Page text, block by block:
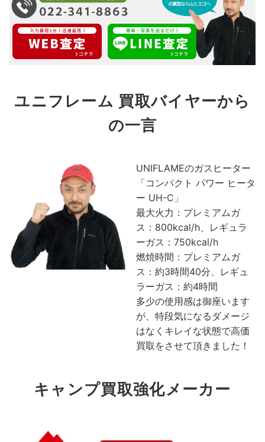
ユニフレーム 買取バイヤーから
の一言
UNIFLAMEのガスヒーター
「コンパクト パワー ヒータ
ー UH-C」
最大火力：プレミアムガ
ス：800kcal/h、レギュラ
ーガス：750kcal/h
燃焼時間：プレミアムガ
ス：約3時間40分、レギュ
ラーガス：約4時間
多少の使用感は御座います
が、特段気になるダメージ
はなくキレイな状態で高価
買取をさせて頂きました！
キャンプ買取強化メーカー